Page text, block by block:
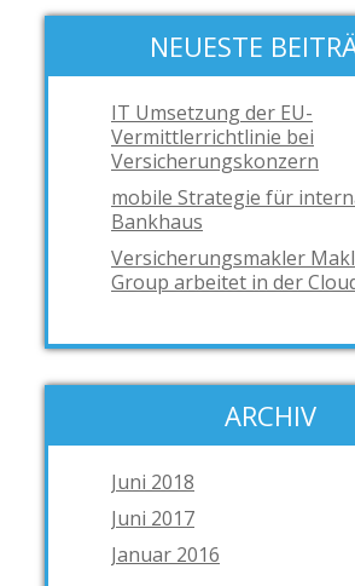
NEUESTE
IT Umsetzung der EU-
Vermittlerrichtlinie bei
Versicherungskonzern
mobile Strategie für
Bankhaus
Versicherungsmakler
Group arbeitet in der
ARCHIV
Juni 2018
Juni 2017
Januar 2016